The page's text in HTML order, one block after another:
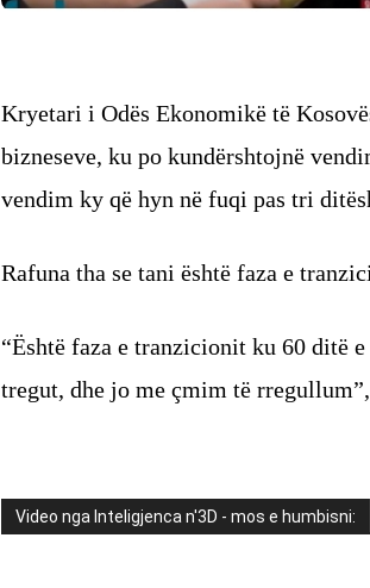
Kryetari i Odës Ekonomikë të
bizneseve, ku po kundërshtojnë
vendim ky që hyn në fuqi pas tri
Rafuna tha se tani është faza e
“Është faza e tranzicionit ku 60 ditë
tregut, dhe jo me çmim të
Video nga Inteligjenca n'3D - mos e humbisni: